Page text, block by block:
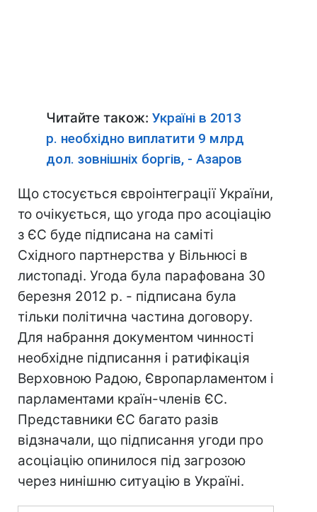
Читайте також: Україні в 2013
р. необхідно виплатити 9 млрд
дол. зовнішніх боргів, - Азаров
Що стосується євроінтеграції України,
то очікується, що угода про асоціацію
з ЄС буде підписана на саміті
Східного партнерства у Вільнюсі в
листопаді. Угода була парафована 30
березня 2012 р. - підписана була
тільки політична частина договору.
Для набрання документом чинності
необхідне підписання і ратифікація
Верховною Радою, Європарламентом і
парламентами країн-членів ЄС.
Представники ЄС багато разів
відзначали, що підписання угоди про
асоціацію опинилося під загрозою
через нинішню ситуацію в Україні.